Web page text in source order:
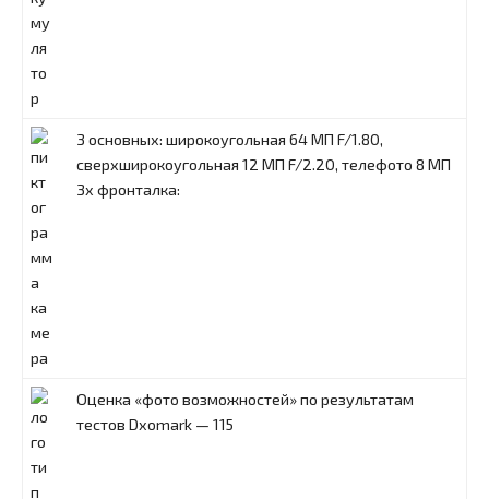
3 основных: широкоугольная 64 МП F/1.80,
сверхширокоугольная 12 МП F/2.20, телефото 8 МП
3x фронталка:
Оценка «фото возможностей» по результатам
тестов Dxomark — 115